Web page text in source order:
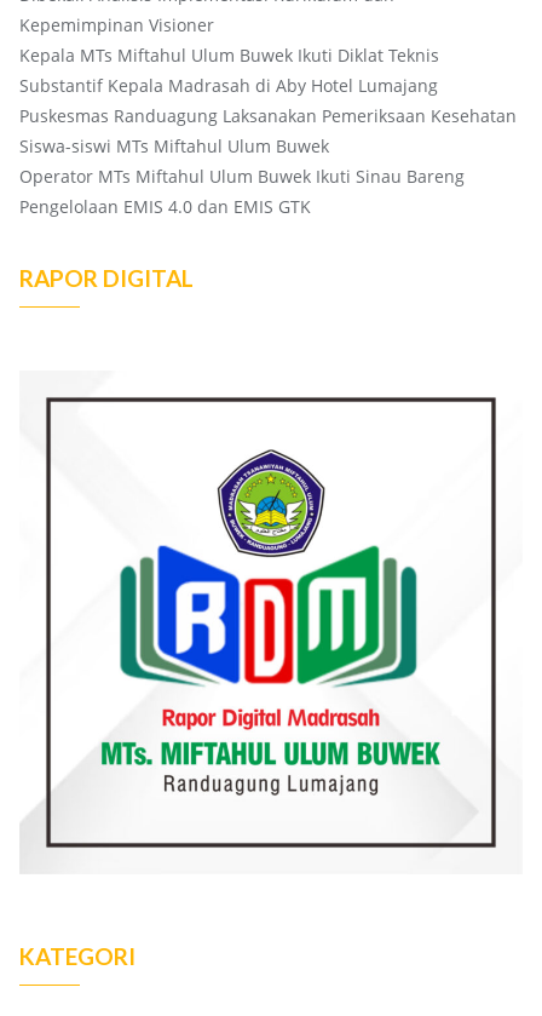
Kepemimpinan Visioner
Kepala MTs Miftahul Ulum Buwek Ikuti Diklat Teknis
Substantif Kepala Madrasah di Aby Hotel Lumajang
Puskesmas Randuagung Laksanakan Pemeriksaan Kesehatan
Siswa-siswi MTs Miftahul Ulum Buwek
Operator MTs Miftahul Ulum Buwek Ikuti Sinau Bareng
Pengelolaan EMIS 4.0 dan EMIS GTK
RAPOR DIGITAL
KATEGORI